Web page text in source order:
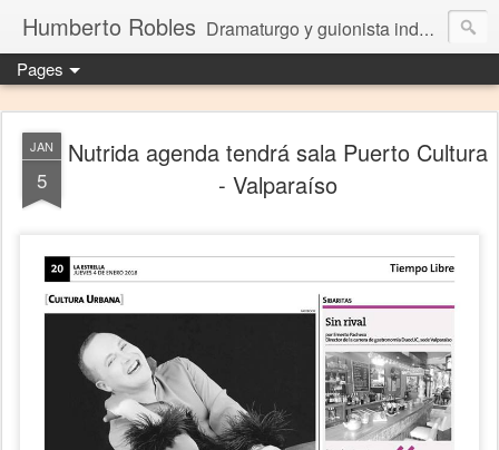
Humberto Robles Dramaturgo y guionista independiente
Pages
JAN
5
Nutrida agenda tendrá sala Puerto Cultura
- Valparaíso